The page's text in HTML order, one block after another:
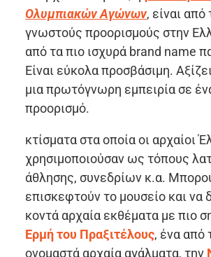
Ολυμπιακών Αγώνων, είναι
γνωστούς προορισμούς στην
από τα πιο ισχυρά brand name
Είναι εύκολα προσβάσιμη.
μια πρωτόγνωρη εμπειρία σε
προορισμό.
κτίσματα στα οποία οι αρχαίοι
χρησιμοποιούσαν ως τόπους
άθλησης, συνεδρίων κ.α.
επισκεφτούν το μουσείο και να
κοντά αρχαία εκθέματα με πιο
Ερμή του Πραξιτέλους, ένα από
ονομαστά αρχαία αγάλματα, την